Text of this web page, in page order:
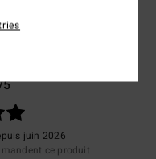
juin 2026
ce produit